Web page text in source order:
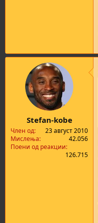
Stefan-kobe
Член од
23 август 2010
Мислења
42.056
Поени од реакции
126.715